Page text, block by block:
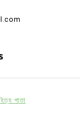
পাতা